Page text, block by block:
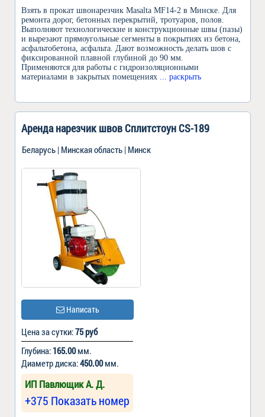
Взять в прокат швонарезчик Masalta MF14-2 в Минске. Для
ремонта дорог, бетонных перекрытий, тротуаров, полов.
Выполняют технологические и конструкционные швы (пазы)
и вырезают прямоугольные сегменты в покрытиях из бетона,
асфальтобетона, асфальта. Дают возможность делать шов с
фиксированной плавной глубиной до 90 мм.
Применяются для работы с гидроизоляционными
материалами в закрытых помещениях
... раскрыть
Аренда нарезчик швов Сплитстоун CS-189
Беларусь | Минская область | Минск
Написать
Цена за сутки:75 руб
Глубина: 165.00мм.
Диаметр диска:450.00мм.
ИП Павлющик А. Д.
+375 Показать номер